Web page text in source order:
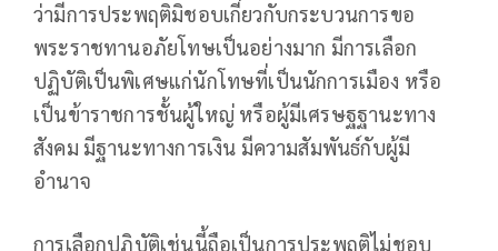
ว่ามีการประพฤติมิชอบเกี่ยวกับกระบวนการขอ
พระราชทานอภัยโทษเป็นอย่างมาก มีการเลือก
ปฏิบัติเป็นพิเศษแก่นักโทษที่เป็นนักการเมือง หรือ
เป็นข้าราชการชั้นผู้ใหญ่ หรือผู้มีเศรษฐฐานะทาง
สังคม มีฐานะทางการเงิน มีความสัมพันธ์กับผู้มี
อำนาจ
การเลือกปฏิบัติเช่นนี้ถือเป็นการประพฤติไม่ชอบ